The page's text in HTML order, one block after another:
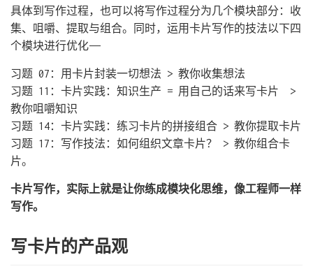
具体到写作过程，也可以将写作过程分为几个模块部分：收
集、咀嚼、提取与组合。同时，运用卡片写作的技法以下四
个模块进行优化——
习题 07：用卡片封装一切想法 > 教你收集想法
习题 11：卡片实践：知识生产 = 用自己的话来写卡片 >
教你咀嚼知识
习题 14：卡片实践：练习卡片的拼接组合 > 教你提取卡片
习题 17：写作技法：如何组织文章卡片？ > 教你组合卡
片。
卡片写作，实际上就是让你练成模块化思维，像工程师一样
写作。
写卡片的产品观